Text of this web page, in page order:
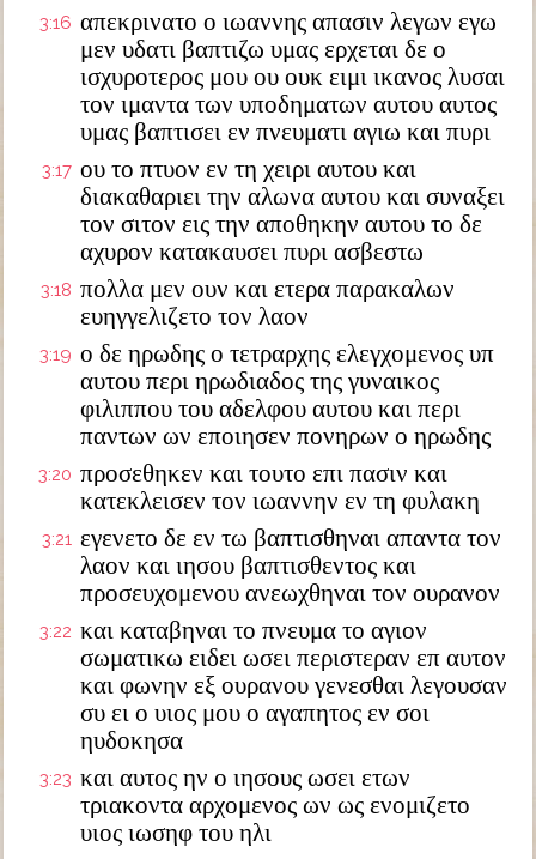
3:16 απεκρινατο ο ιωαννης απασιν λεγων εγω
μεν υδατι βαπτιζω υμας ερχεται δε ο
ισχυροτερος μου ου ουκ ειμι ικανος λυσαι
τον ιμαντα των υποδηματων αυτου αυτος
υμας βαπτισει εν πνευματι αγιω και πυρι
3:17 ου το πτυον εν τη χειρι αυτου και
διακαθαριει την αλωνα αυτου και συναξει
τον σιτον εις την αποθηκην αυτου το δε
αχυρον κατακαυσει πυρι ασβεστω
3:18 πολλα μεν ουν και ετερα παρακαλων
ευηγγελιζετο τον λαον
3:19 ο δε ηρωδης ο τετραρχης ελεγχομενος υπ
αυτου περι ηρωδιαδος της γυναικος
φιλιππου του αδελφου αυτου και περι
παντων ων εποιησεν πονηρων ο ηρωδης
3:20 προσεθηκεν και τουτο επι πασιν και
κατεκλεισεν τον ιωαννην εν τη φυλακη
3:21 εγενετο δε εν τω βαπτισθηναι απαντα τον
λαον και ιησου βαπτισθεντος και
προσευχομενου ανεωχθηναι τον ουρανον
3:22 και καταβηναι το πνευμα το αγιον
σωματικω ειδει ωσει περιστεραν επ αυτον
και φωνην εξ ουρανου γενεσθαι λεγουσαν
συ ει ο υιος μου ο αγαπητος εν σοι
ηυδοκησα
3:23 και αυτος ην ο ιησους ωσει ετων
τριακοντα αρχομενος ων ως ενομιζετο
υιος ιωσηφ του ηλι